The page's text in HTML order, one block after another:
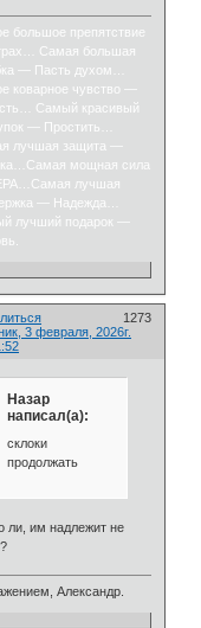
большое препятствие
Самая большая
— Пасть духом…
коварное чувство —
Самый красивый
— Простить…
лучшая защита —
мощная сила
лучшая
— Надежда…
лучший подарок —
1273
3 февраля, 2026г.
Назар
написал(а):
склоки
продолжать
ли, им надлежит не
Александр.